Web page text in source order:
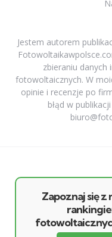
Jestem autorem
zbieraniu
fotowoltaicznych. W
opinie i recenzje po
błąd w
Zapoznaj się z